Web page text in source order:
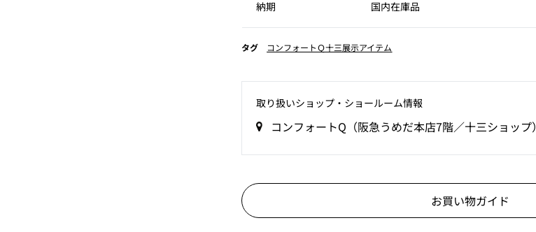
納期 国内在庫品
タグ コンフォートＱ十三展示アイテム
取り扱いショップ‧ショールーム情報
コンフォートQ（阪急うめだ本店7階／十三ショップ）
お買い物ガイド